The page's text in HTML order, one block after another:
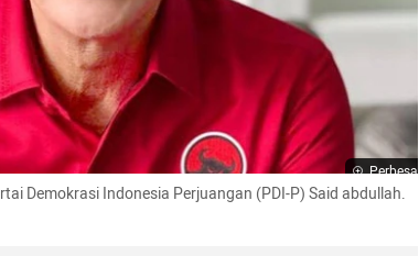
Perbesar
Demokrasi Indonesia Perjuangan (PDI-P) Said abdullah.